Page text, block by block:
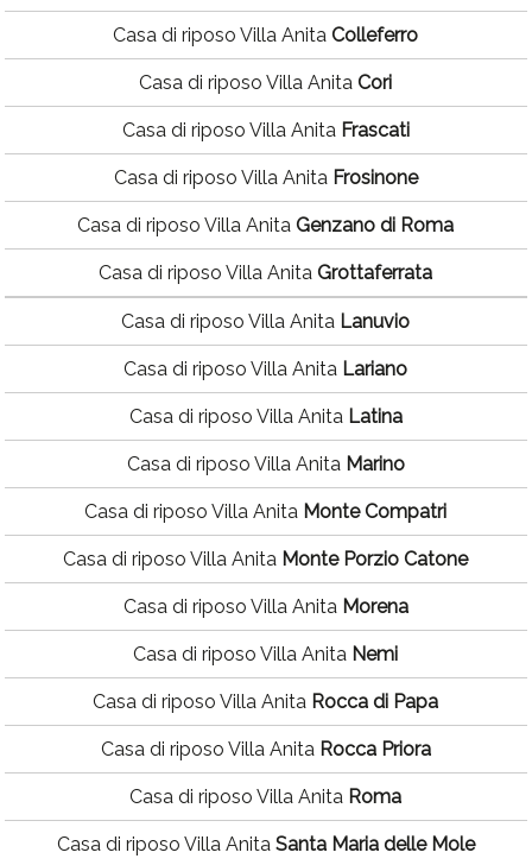
Casa di riposo Villa AnitaColleferro
Casa di riposo Villa AnitaCori
Casa di riposo Villa Anita Frascati
Casa di riposo Villa Anita Frosinone
Casa di riposo Villa AnitaGenzano di Roma
Casa di riposo Villa AnitaGrottaferrata
Casa di riposo Villa Anita Lanuvio
Casa di riposo Villa Anita Lariano
Casa di riposo Villa Anita Latina
Casa di riposo Villa Anita Marino
Casa di riposo Villa Anita Monte Compatri
Casa di riposo Villa Anita Monte Porzio Catone
Casa di riposo Villa Anita Morena
Casa di riposo Villa Anita Nemi
Casa di riposo Villa Anita Rocca di Papa
Casa di riposo Villa Anita Rocca Priora
Casa di riposo Villa Anita Roma
Casa di riposo Villa Anita Santa Maria delle Mole